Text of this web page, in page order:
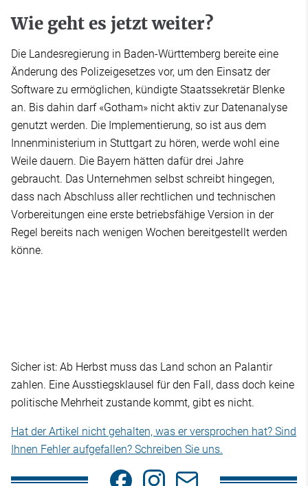
Wie geht es jetzt weiter?
Die Landesregierung in Baden-Württemberg bereite eine
Änderung des Polizeigesetzes vor, um den Einsatz der
Software zu ermöglichen, kündigte Staatssekretär Blenke
an. Bis dahin darf «Gotham» nicht aktiv zur Datenanalyse
genutzt werden. Die Implementierung, so ist aus dem
Innenministerium in Stuttgart zu hören, werde wohl eine
Weile dauern. Die Bayern hätten dafür drei Jahre
gebraucht. Das Unternehmen selbst schreibt hingegen,
dass nach Abschluss aller rechtlichen und technischen
Vorbereitungen eine erste betriebsfähige Version in der
Regel bereits nach wenigen Wochen bereitgestellt werden
könne.
Sicher ist: Ab Herbst muss das Land schon an Palantir
zahlen. Eine Ausstiegsklausel für den Fall, dass doch keine
politische Mehrheit zustande kommt, gibt es nicht.
Hat der Artikel nicht gehalten, was er versprochen hat? Sind
Ihnen Fehler aufgefallen? Schreiben Sie uns.